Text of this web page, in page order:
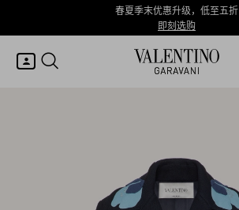
春夏季末优惠升级，低至五折
即刻选购